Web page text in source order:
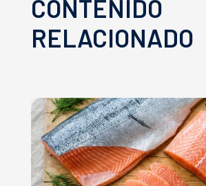
CONTENIDO
RELACIONADO